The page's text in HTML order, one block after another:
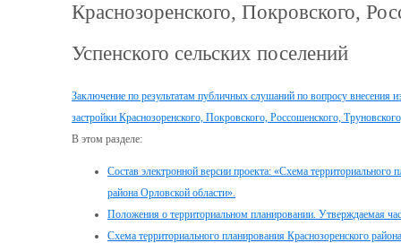
Краснозоренского, Покровского,
Успенского сельских поселений
Заключение по результатам публичных слушаний по вопросу внесения
застройки Краснозоренского, Покровского, Россошенского,
В этом разделе:
Состав электронной версии проекта: «Схема территориального
района Орловской области».
Положения о территориальном планировании. Утверждаемая
Схема территориального планирования Краснозоренского района